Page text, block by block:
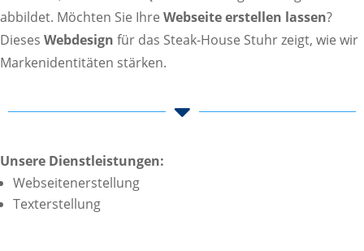
abbildet. Möchten Sie Ihre Webseite erstellen lassen?
Dieses Webdesign für das Steak-House Stuhr zeigt, wie wir
Markenidentitäten stärken.

Unsere Dienstleistungen:
Webseitenerstellung
Texterstellung